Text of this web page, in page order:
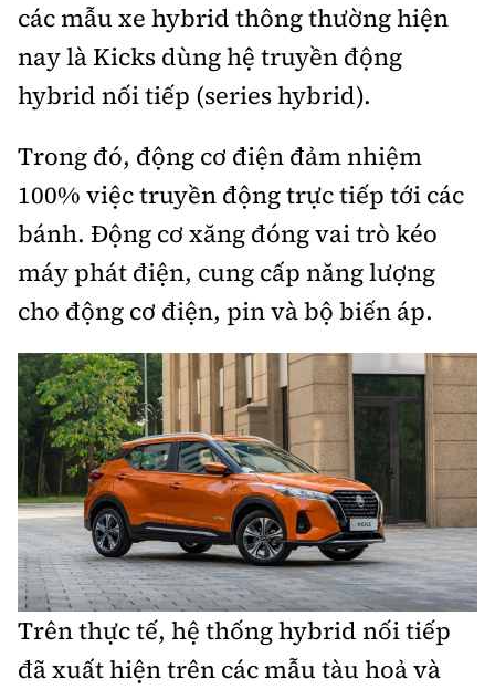
các mẫu xe hybrid thông thường hiện
nay là Kicks dùng hệ truyền động
hybrid nối tiếp (series hybrid).
Trong đó, động cơ điện đảm nhiệm
100% việc truyền động trực tiếp tới các
bánh. Động cơ xăng đóng vai trò kéo
máy phát điện, cung cấp năng lượng
cho động cơ điện, pin và bộ biến áp.
Trên thực tế, hệ thống hybrid nối tiếp
đã xuất hiện trên các mẫu tàu hoả và